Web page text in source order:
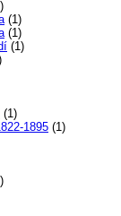
(1)
(1)
(1)
(1)
1895 (1)